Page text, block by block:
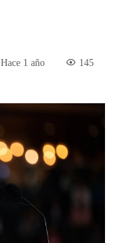
Hace 1 año 145